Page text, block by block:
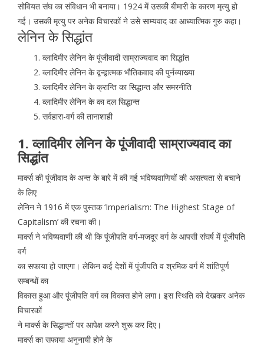
सोवियत संघ का संविधान भी बनाया। 1924 में उसकी बीमारी के कारण मृत्यु हो
गई। उसकी मृत्यु पर अनेक विचारकों ने उसे साम्यवाद का आध्यात्मिक गुरु कहा।
लेनिन के सिद्धांत
व्लादिमीर लेनिन के पूंजीवादी साम्राज्यवाद का सिद्धांत
व्लादिमीर लेनिन के द्वन्द्वात्मक भौतिकवाद की पुर्नव्याख्या
व्लादिमीर लेनिन के क्रान्ति का सिद्धान्त और समरनीति
व्लादिमीर लेनिन के का दल सिद्धान्त
सर्वहारा-वर्ग की तानाशाही
1. व्लादिमीर लेनिन के पूंजीवादी साम्राज्यवाद का
सिद्धांत
मार्क्स की पूंजीवाद के अन्त के बारे में की गई भविष्यवाणियों की असत्यता से बचाने
के लिए
लेनिन ने 1916 में एक पुस्तक ‘Imperialism: The Highest Stage of
Capitalism’ की रचना की।
मार्क्स ने भविष्यवाणी की थी कि पूंजीपति वर्ग-मजदूर वर्ग के आपसी संघर्ष में पूंजीपति
वर्ग
का सफाया हो जाएगा। लेकिन कई देशों में पूंजीपति व श्रमिक वर्ग में शांतिपूर्ण
सम्बन्धों का
विकास हुआ और पूंजीपति वर्ग का विकास होने लगा। इस स्थिति को देखकर अनेक
विचारकों
ने मार्क्स के सिद्धान्तों पर आपेक्ष करने शुरू कर दिए।
मार्क्स का सफाया अनुनायी होने के